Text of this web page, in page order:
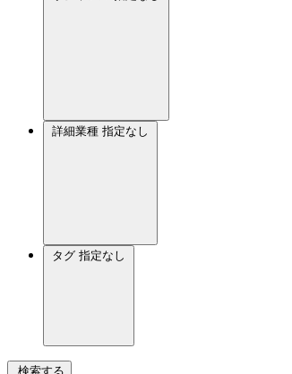
詳細業種 指定なし
タグ 指定なし
検索する